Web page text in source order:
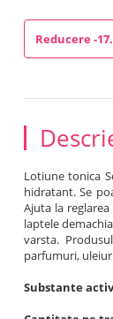
Reducere -
Lotiune tonica
hidratant. Se
Ajuta la
laptele
varsta.
parfumuri,
Substante